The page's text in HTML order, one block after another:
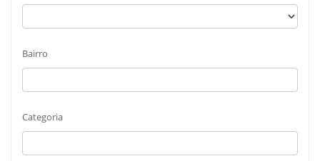
Bairro
Categoria